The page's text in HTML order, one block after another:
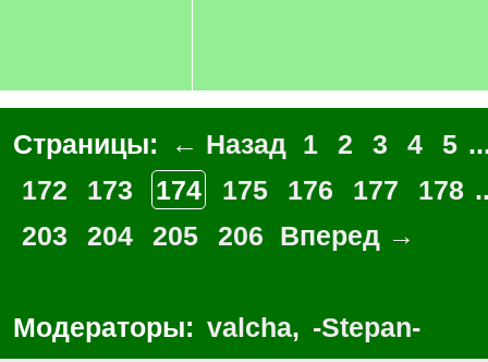
Страницы: ← Назад 1 2 3 4 5
172
173 174 175 176 177 178
203
204 205 206 Вперед →
Модераторы: valcha, -Stepan-